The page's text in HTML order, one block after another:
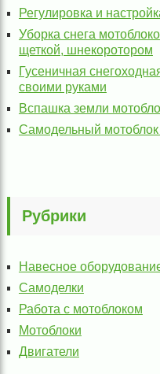
Регулировка и
Уборка снега
щеткой, шнекоротором
Гусеничная
своими руками
Вспашка земли
Самодельный
Рубрики
Навесное
Самоделки
Работа с мотоблоком
Мотоблоки
Двигатели